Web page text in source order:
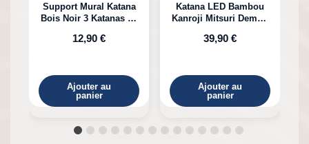
Support Mural Katana
Bois Noir 3 Katanas en
12,90 €
Ajouter au
panier
Katana LED Bambou
Kanroji Mitsuri Demon
39,90 €
Ajouter au
panier